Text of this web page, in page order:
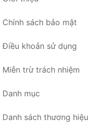
Chính sách bảo mật
Điều khoản sử dụng
Miễn trừ trách nhiệm
Danh mục
Danh sách thương hiệu